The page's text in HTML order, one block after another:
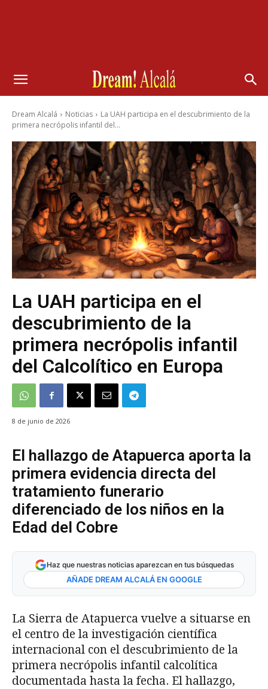
Dream Alcalá Noticias
La UAH participa en el descubrimiento de la
primera necrópolis infantil del...
La UAH participa en el
descubrimiento de la
primera necrópolis infantil
del Calcolítico en Europa
8 de junio de 2026
El hallazgo de Atapuerca aporta la
primera evidencia directa del
tratamiento funerario
diferenciado de los niños en la
Edad del Cobre
Haz que nuestras noticias aparezcan en tus búsquedas
AÑADE DREAM ALCALÁ EN GOOGLE
La Sierra de Atapuerca vuelve a situarse en
el centro de la investigación científica
internacional con el descubrimiento de la
primera necrópolis infantil calcolítica
documentada hasta la fecha. El hallazgo,